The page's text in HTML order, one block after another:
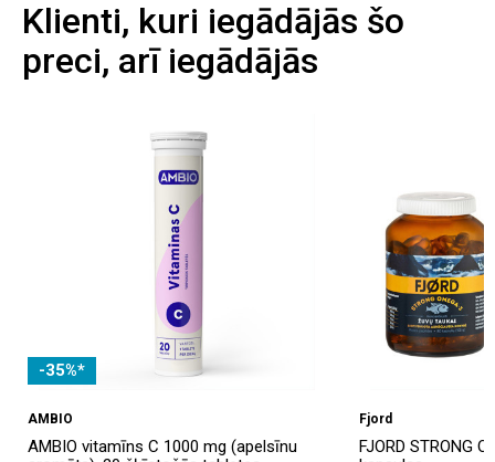
Klienti, kuri iegādājās šo
preci, arī iegādājās
-35%*
AMBIO
AMBIO vitamīns C 1000 mg (apelsīnu
Fjord
FJORD STRONG